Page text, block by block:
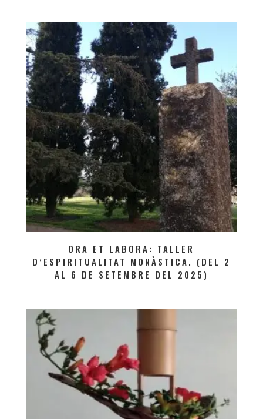
ORA ET LABORA: TALLER
D’ESPIRITUALITAT MONÀSTICA. (DEL 2
AL 6 DE SETEMBRE DEL 2025)